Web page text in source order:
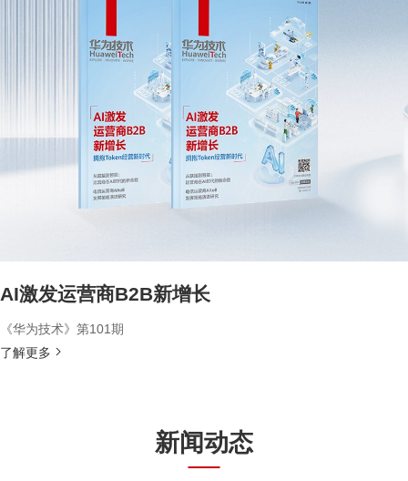
AI激发运营商B2B新增长
《华为技术》第101期
了解更多
新闻动态